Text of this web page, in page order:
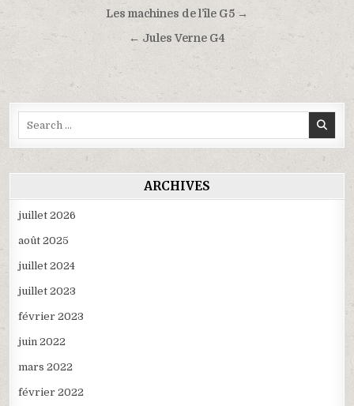
Navigation
de
l’article
Les machines de l’île G5 →
← Jules Verne G4
ARCHIVES
juillet 2026
août 2025
juillet 2024
juillet 2023
février 2023
juin 2022
mars 2022
février 2022